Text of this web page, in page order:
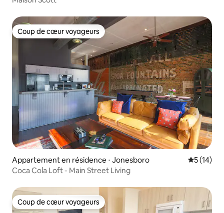
Coup de cœur voyageurs
Coup de cœur voyageurs
Appartement en résidence ⋅ Jonesboro
5 (14)
Coca Cola Loft - Main Street Living
Coup de cœur voyageurs
Coup de cœur voyageurs